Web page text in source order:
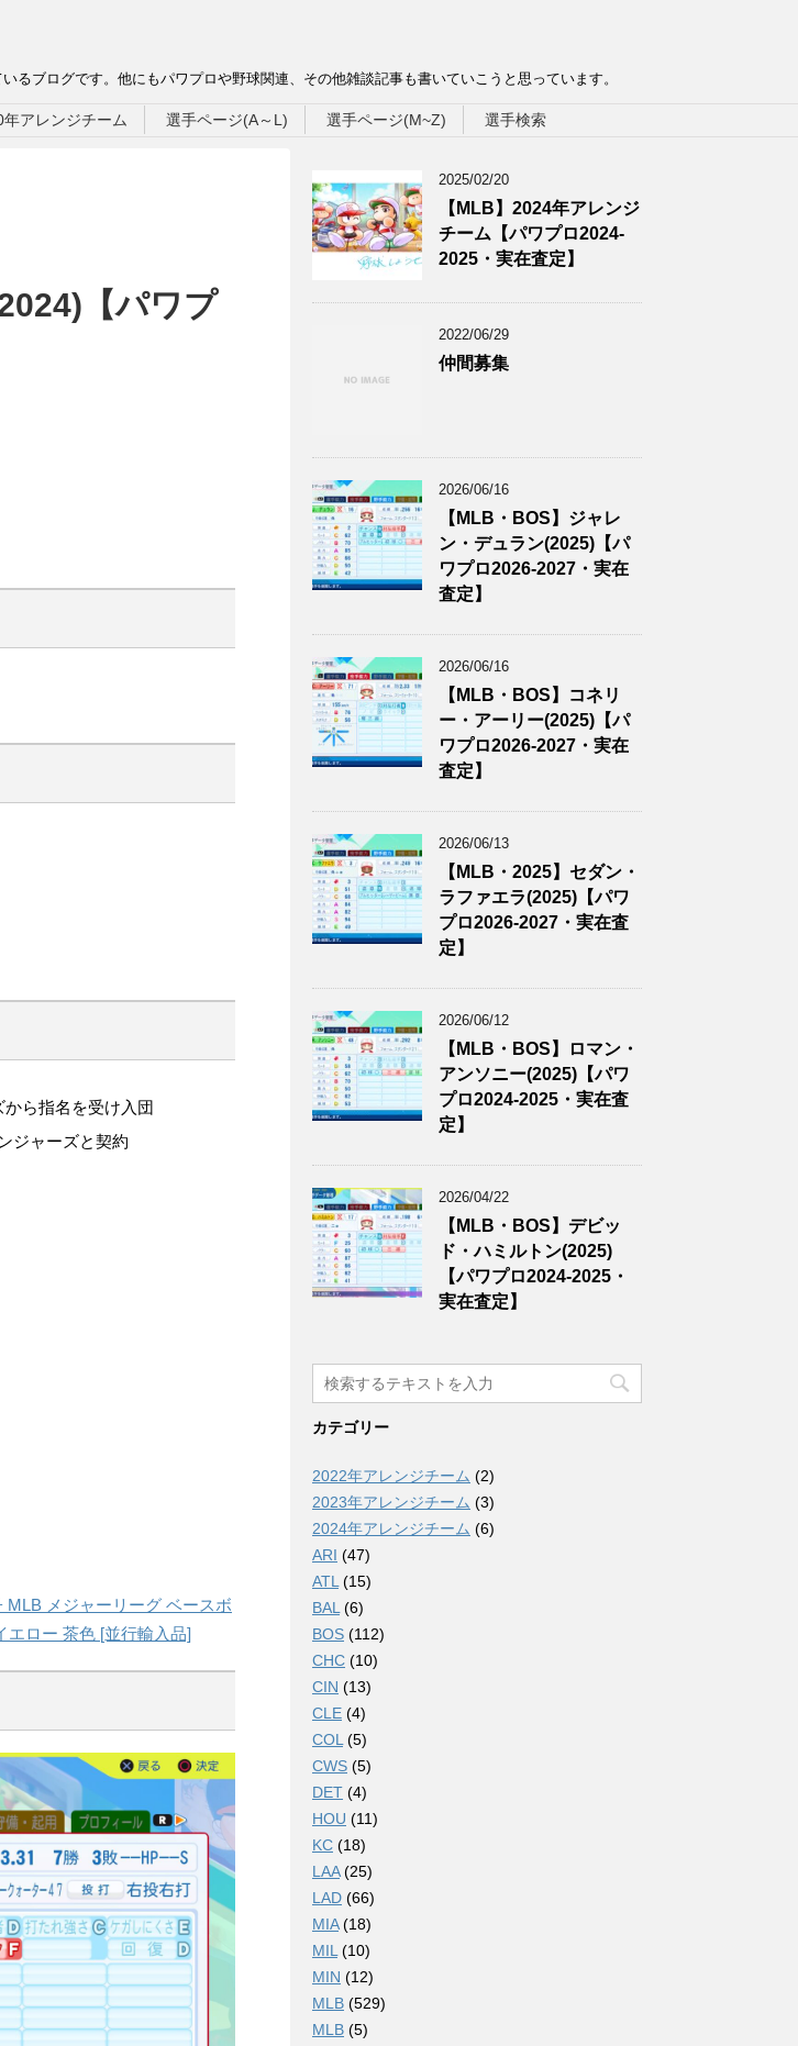
ブログです。他にもパワプロや野球関連、その他雑談記事も書いていこうと思っています。
アレンジチーム 選手ページ(A～L) 選手ページ(M~Z) 選手検索
【パワプ
ら指名を受け入団
ジャーズと契約
メジャーリーグ ベースボ
エロー 茶色 [並行輸入品]
2025/02/20
【MLB】2024年アレンジ
チーム【パワプロ2024-
2025・実在査定】
2022/06/29
仲間募集
2026/06/16
【MLB・BOS】ジャレ
ン・デュラン(2025)【パ
ワプロ2026-2027・実在
査定】
2026/06/16
【MLB・BOS】コネリ
ー・アーリー(2025)【パ
ワプロ2026-2027・実在
査定】
2026/06/13
【MLB・2025】セダン・
ラファエラ(2025)【パワ
プロ2026-2027・実在査
定】
2026/06/12
【MLB・BOS】ロマン・
アンソニー(2025)【パワ
プロ2024-2025・実在査
定】
2026/04/22
【MLB・BOS】デビッ
ド・ハミルトン(2025)
【パワプロ2024-2025・
実在査定】
カテゴリー
2022年アレンジチーム (2)
2023年アレンジチーム (3)
2024年アレンジチーム (6)
ARI (47)
ATL (15)
BAL (6)
BOS (112)
CHC (10)
CIN (13)
CLE (4)
COL (5)
CWS (5)
DET (4)
HOU (11)
KC (18)
LAA(25)
LAD (66)
MIA(18)
MIL (10)
MIN (12)
MLB (529)
MLB (5)